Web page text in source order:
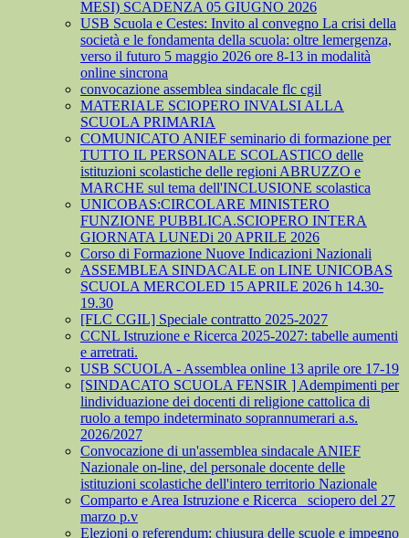
MESI) SCADENZA 05 GIUGNO 2026
USB Scuola e Cestes: Invito al convegno La crisi della
società e le fondamenta della scuola: oltre lemergenza,
verso il futuro 5 maggio 2026 ore 8-13 in modalità
online sincrona
convocazione assemblea sindacale flc cgil
MATERIALE SCIOPERO INVALSI ALLA
SCUOLA PRIMARIA
COMUNICATO ANIEF seminario di formazione per
TUTTO IL PERSONALE SCOLASTICO delle
istituzioni scolastiche delle regioni ABRUZZO e
MARCHE sul tema dell'INCLUSIONE scolastica
UNICOBAS:CIRCOLARE MINISTERO
FUNZIONE PUBBLICA.SCIOPERO INTERA
GIORNATA LUNEDi 20 APRILE 2026
Corso di Formazione Nuove Indicazioni Nazionali
ASSEMBLEA SINDACALE on LINE UNICOBAS
SCUOLA MERCOLED 15 APRILE 2026 h 14.30-
19.30
[FLC CGIL] Speciale contratto 2025-2027
CCNL Istruzione e Ricerca 2025-2027: tabelle aumenti
e arretrati.
USB SCUOLA - Assemblea online 13 aprile ore 17-19
[SINDACATO SCUOLA FENSIR ] Adempimenti per
lindividuazione dei docenti di religione cattolica di
ruolo a tempo indeterminato soprannumerari a.s.
2026/2027
Convocazione di un'assemblea sindacale ANIEF
Nazionale on-line, del personale docente delle
istituzioni scolastiche dell'intero territorio Nazionale
Comparto e Area Istruzione e Ricerca_ sciopero del 27
marzo p.v
Elezioni o referendum: chiusura delle scuole e impegno